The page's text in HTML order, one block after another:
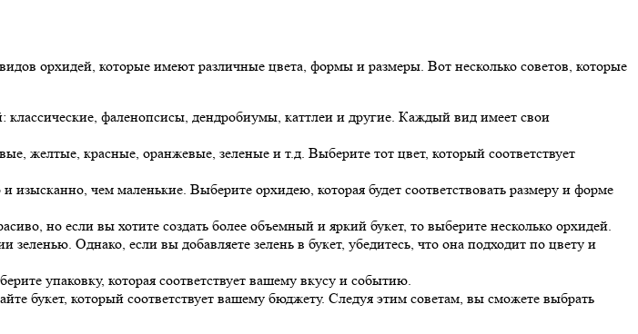
орхидей, которые имеют различные цвета, формы и размеры. Вот несколько советов, которые
фаленопсисы, дендробиумы, каттлеи и другие. Каждый вид имеет свои
желтые, красные, оранжевые, зеленые и т.д. Выберите тот цвет, который соответствует
чем маленькие. Выберите орхидею, которая будет соответствовать размеру и форме
но если вы хотите создать более объемный и яркий букет, то выберите несколько орхидей.
Однако, если вы добавляете зелень в букет, убедитесь, что она подходит по цвету и
упаковку, которая соответствует вашему вкусу и событию.
букет, который соответствует вашему бюджету. Следуя этим советам, вы сможете выбрать